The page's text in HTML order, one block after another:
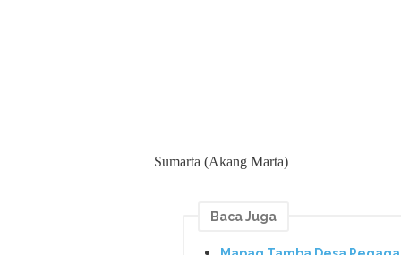
Sumarta (Akang Marta)
Baca Juga